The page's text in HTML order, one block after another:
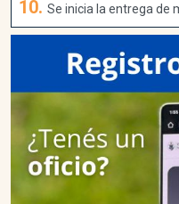
Se inicia la entrega de